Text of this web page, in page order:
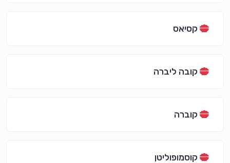
קסיאס
קובה ליברה
קוברה
קוסמופוליטן